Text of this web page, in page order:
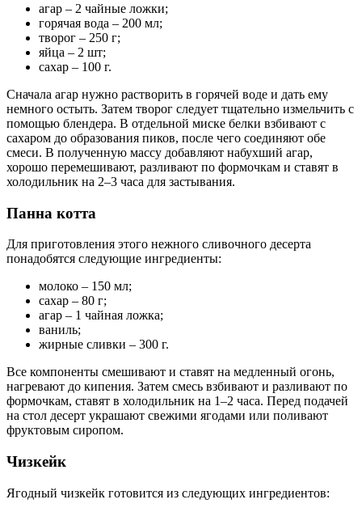
агар – 2 чайные ложки;
горячая вода – 200 мл;
творог – 250 г;
яйца – 2 шт;
сахар – 100 г.
Сначала агар нужно растворить в горячей воде и дать ему
немного остыть. Затем творог следует тщательно измельчить с
помощью блендера. В отдельной миске белки взбивают с
сахаром до образования пиков, после чего соединяют обе
смеси. В полученную массу добавляют набухший агар,
хорошо перемешивают, разливают по формочкам и ставят в
холодильник на 2–3 часа для застывания.
Панна котта
Для приготовления этого нежного сливочного десерта
понадобятся следующие ингредиенты:
молоко – 150 мл;
сахар – 80 г;
агар – 1 чайная ложка;
ваниль;
жирные сливки – 300 г.
Все компоненты смешивают и ставят на медленный огонь,
нагревают до кипения. Затем смесь взбивают и разливают по
формочкам, ставят в холодильник на 1–2 часа. Перед подачей
на стол десерт украшают свежими ягодами или поливают
фруктовым сиропом.
Чизкейк
Ягодный чизкейк готовится из следующих ингредиентов: